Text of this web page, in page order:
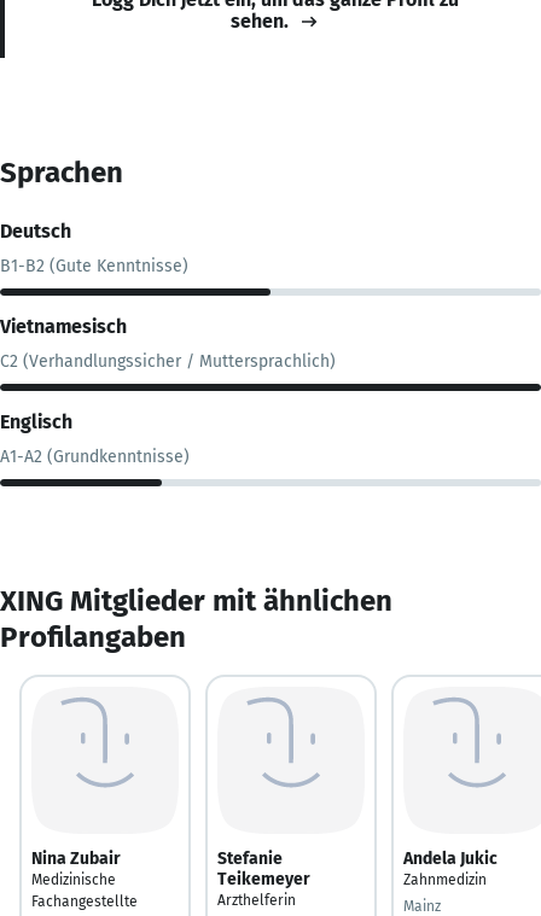
sehen.
Sprachen
Deutsch
B1-B2 (Gute Kenntnisse)
Vietnamesisch
C2 (Verhandlungssicher / Muttersprachlich)
Englisch
A1-A2 (Grundkenntnisse)
XING Mitglieder mit ähnlichen
Profilangaben
Nina Zubair
Medizinische
Fachangestellte
Stefanie
Teikemeyer
Arzthelferin
Andela Jukic
Zahnmedizin
Mainz